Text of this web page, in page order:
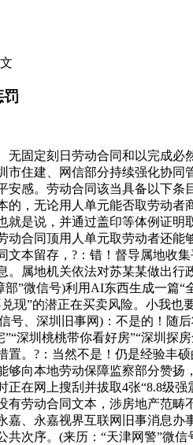
罚​
定刻日劳动合同和以完成必
市住建、网信部分持续强化协
安感。劳动合同该当具备以下
的，无论用人单元能否取劳动
就是说，并通过盖印等体例证
动合同顶用人单元取劳动者还
本留存，?：错！督导属地收
。属地机关依法对苏某某做出
”微信号)利用AI东西生成一篇
现”的潜正在买卖风险。小我
号、深圳旧事网)：不是的！随
”“深圳桃桃带你看好房”“深圳
置。?：当然不是！仍是经验丰
够向本地劳动保障监察部分赞
正在网上搜刮并拔取4张“8.8级
劳动合同文本，涉房地产范畴
、永嘉视界互联网旧事消息办
共次序。(来历：“天津网警”微